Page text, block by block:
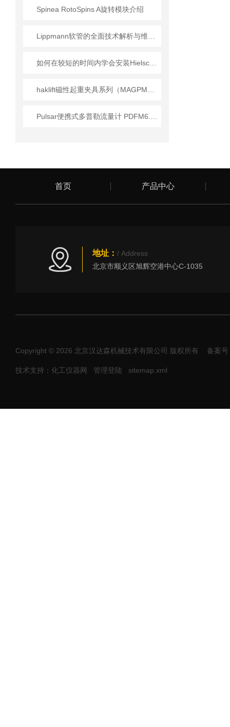
Spinea RotoSpins A旋转模块介绍
首页 产品中心
地址： / Address
北京市顺义区旭辉空港中心C-1035
Copyright © 2026 北京汉达森机械技术有限公司 版权所有 备案
技术支持：化工仪器网 管理登陆 sitemap.xml